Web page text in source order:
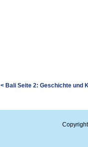
< Bali Seite 2: Geschichte und